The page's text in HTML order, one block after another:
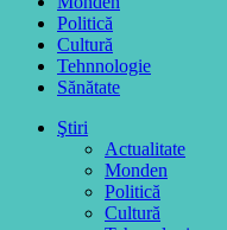
Politică
Cultură
Tehnnologie
Sănătate
Ştiri
Actualitate
Monden
Politică
Cultură